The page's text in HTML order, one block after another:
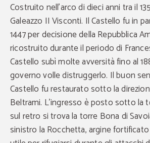
Costruito nell'arco di dieci anni tra il
Galeazzo II Visconti. Il Castello fu in
1447 per decisione della Repubblica
ricostruito durante il periodo di
Castello subì molte avversità fino al
governo volle distruggerlo. Il buon
Castello fu restaurato sotto la
Beltrami. L'ingresso è posto sotto la
sul retro si trova la torre Bona di
sinistro la Rocchetta, argine